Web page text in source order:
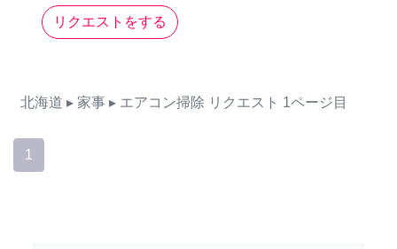
リクエストをする
北海道 ▸ 家事 ▸ エアコン掃除 リクエスト 1ページ目
1